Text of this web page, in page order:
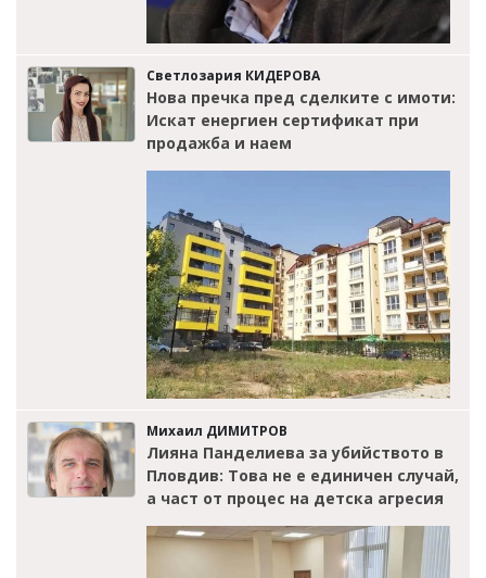
Светлозария КИДЕРОВА
Нова пречка пред сделките с имоти:
Искат енергиен сертификат при
продажба и наем
Михаил ДИМИТРОВ
Лияна Панделиева за убийството в
Пловдив: Това не е единичен случай,
а част от процес на детска агресия